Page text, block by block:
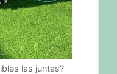
las juntas?